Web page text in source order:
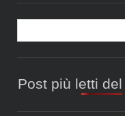
Barra
laterale
Post più letti